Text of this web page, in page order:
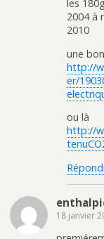
les
2004 à
2010
une
http://
er/
ou là
http://
18 janvier